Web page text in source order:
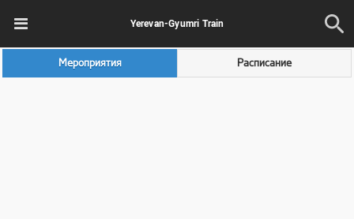
Yerevan-Gyumri Train
Мероприятия Расписание